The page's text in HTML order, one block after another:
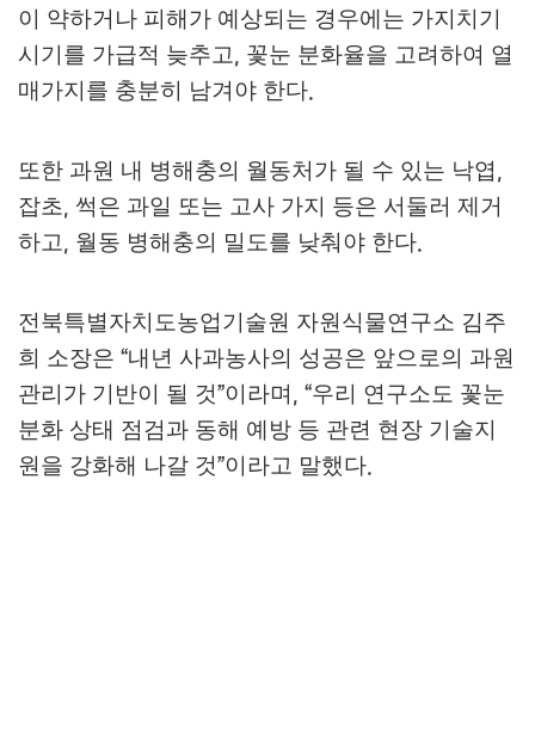
이
약하거나 피해가 예상되는 경우에는 가지치기
시기를 가급적 늦추고, 꽃눈 분화율을 고려하여 열
매가지를 충분히 남겨야 한다.
또한 과원 내 병해충의 월동처가 될 수 있는 낙엽,
잡초, 썩은 과일 또는 고사 가지 등은 서둘러 제거
하고, 월동 병해충의 밀도를 낮춰야 한다.
전북특별자치도농업기술원 자원식물연구소 김주
희 소장은 “내년 사과농사의 성공은 앞으로의 과원
관리가 기반이 될 것”이라며 , “우리 연구소도 꽃눈
분화 상태 점검과 동해 예방 등 관련 현장 기술지
원을 강화해 나갈 것”이라고 말했다.